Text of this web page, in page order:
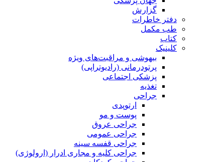
گزارش
دفتر خاطرات
طب مکمل
کتاب
کلینیک
بیهوشی و مراقبت‌های ویژه
پرتودرمانی (رادیوتراپی)
پزشکی اجتماعی
تغذیه
جراحی
ارتوپدی
پوست و مو
جراحی عروق
جراحی عمومی
جراحی قفسه‌ سینه
جراحی کلیه و مجاری ادرار (ارولوژی)